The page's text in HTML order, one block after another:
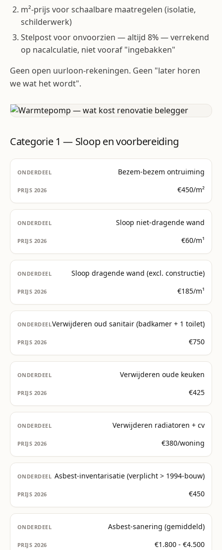
m²-prijs voor schaalbare maatregelen (isolatie,
schilderwerk)
Stelpost voor onvoorzien — altijd 8% — verrekend
op nacalculatie, niet vooraf "ingebakken"
Geen open uurloon-rekeningen. Geen "later horen
we wat het wordt".
Categorie 1 — Sloop en voorbereiding
Bezem-bezem ontruiming
€450/m²
Sloop niet-dragende wand
€60/m¹
Sloop dragende wand (excl. constructie)
€185/m¹
Verwijderen oud sanitair (badkamer + 1 toilet)
€750
Verwijderen oude keuken
€425
Verwijderen radiatoren + cv
€380/woning
Asbest-inventarisatie (verplicht > 1994-bouw)
€450
Asbest-sanering (gemiddeld)
€1.800 - €4.500